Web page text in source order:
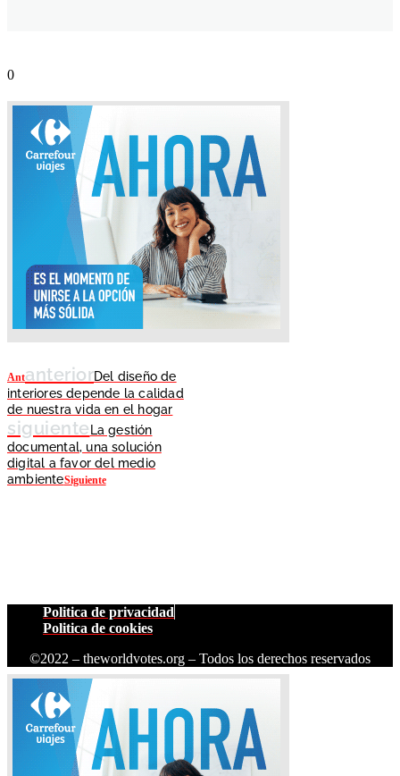
AntanteriorDel diseño de
interiores depende la calidad
de nuestra vida en el hogar
siguiente La gestión
documental, una solución
digital a favor del medio
ambienteSiguiente
Politica de privacidad
Politica de cookies
©2022 – theworldvotes.org – Todos los derechos reservados